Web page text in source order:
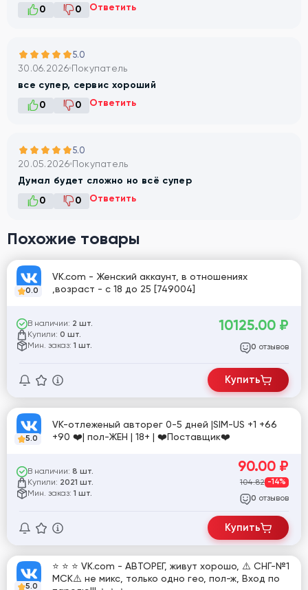
0
0 Ответить
5.0
30.06.2026 Покупатель
все супер, сервис хороший
0
0 Ответить
5.0
20.05.2026 Покупатель
Думал будет сложно но всё супер
0
0 Ответить
Похожие товары
0.0
VK.com - Женский аккаунт, в отношениях
,возраст - с 18 до 25 [749004]
В наличии: 2 шт.
Купили: 0 шт.
Мин. заказ: 1 шт.
10125.00 ₽
0 отзывов
Купить
5.0
VK-отлеженый авторег 0-5 дней |SIM-US +1 +66
+90 ❤️| пол-ЖЕН | 18+ | ❤️Поставщик❤️
В наличии: 8 шт.
Купили: 2021 шт.
Мин. заказ: 1 шт.
90.00 ₽
104.82 -14%
0 отзывов
Купить
5.0
⭐️ ⭐️ ⭐️ VK.com - АВТОРЕГ, живут хорошо, ⚠️ СНГ-№1
МСК⚠️ не микс, только одно гео, пол-ж, Вход по